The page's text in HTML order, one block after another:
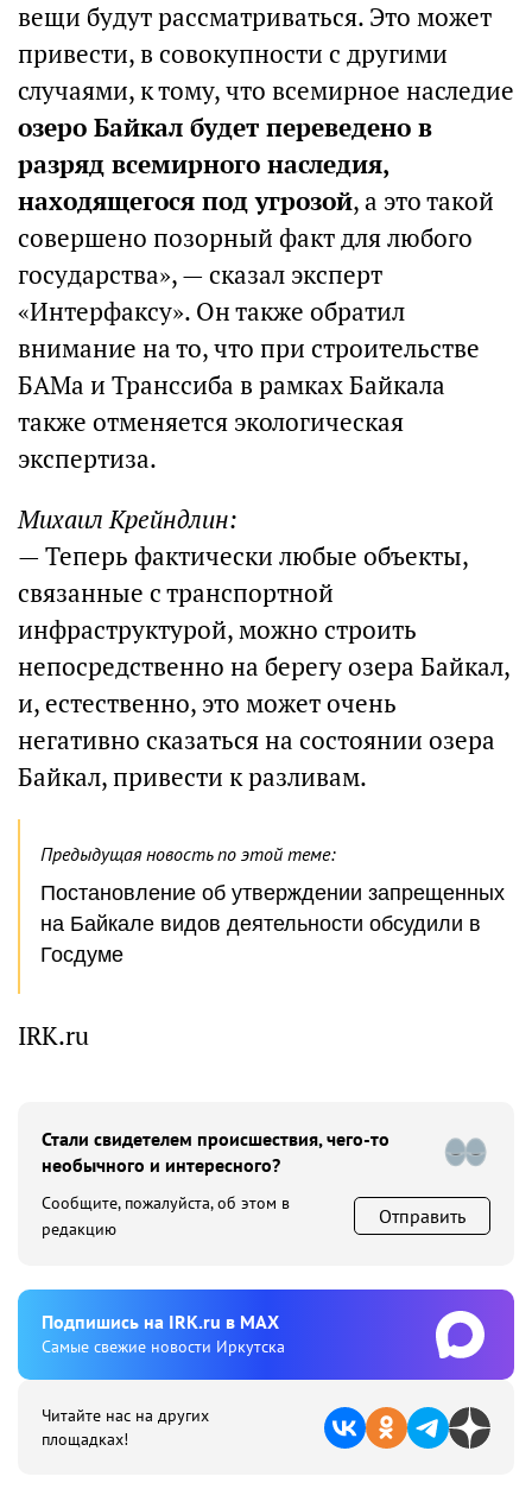
вещи будут рассматриваться. Это может
привести, в совокупности с другими
случаями, к тому, что всемирное наследие
озеро Байкал будет переведено в
разряд всемирного наследия,
находящегося под угрозой, а это такой
совершено позорный факт для любого
государства», — сказал эксперт
«Интерфаксу». Он также обратил
внимание на то, что при строительстве
БАМа и Транссиба в рамках Байкала
также отменяется экологическая
экспертиза.
Михаил Крейндлин:
— Теперь фактически любые объекты,
связанные с транспортной
инфраструктурой, можно строить
непосредственно на берегу озера Байкал,
и, естественно, это может очень
негативно сказаться на состоянии озера
Байкал, привести к разливам.
Предыдущая новость по этой теме:
Постановление об утверждении запрещенных
на Байкале видов деятельности обсудили в
Госдуме
IRK.ru
Стали свидетелем происшествия, чего-то
необычного и интересного?
Сообщите, пожалуйста, об этом в
редакцию
Отправить
Подпишиcь на IRK.ru в MAX
Cамые свежие новости Иркутска
Читайте нас на других
площадках!